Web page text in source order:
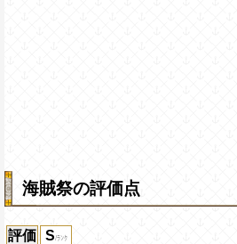
海賊祭の評価点
評価 S